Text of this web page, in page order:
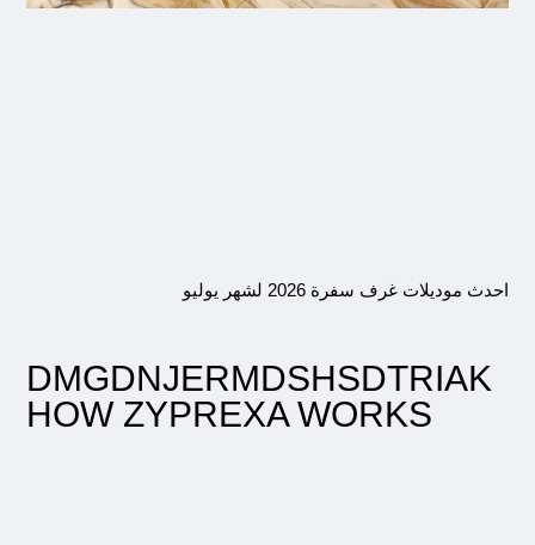
احدث موديلات غرف سفرة 2026 لشهر يوليو
DMGDNJERMDSHSDTRIAK
HOW ZYPREXA WORKS